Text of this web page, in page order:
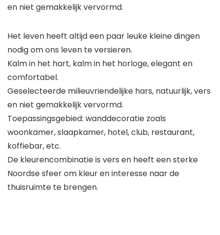
en niet gemakkelijk vervormd.
Het leven heeft altijd een paar leuke kleine dingen
nodig om ons leven te versieren.
Kalm in het hart, kalm in het horloge, elegant en
comfortabel.
Geselecteerde milieuvriendelijke hars, natuurlijk, vers
en niet gemakkelijk vervormd.
Toepassingsgebied: wanddecoratie zoals
woonkamer, slaapkamer, hotel, club, restaurant,
koffiebar, etc.
De kleurencombinatie is vers en heeft een sterke
Noordse sfeer om kleur en interesse naar de
thuisruimte te brengen.